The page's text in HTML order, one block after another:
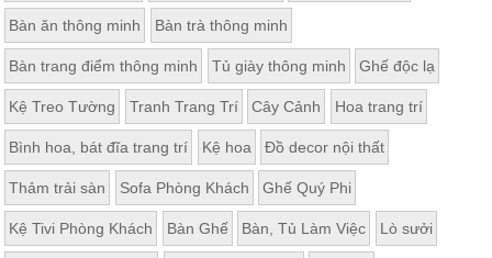
Bàn ăn thông minh Bàn trà thông minh
Bàn trang điểm thông minh Tủ giày thông minh Ghế độc lạ
Kệ Treo Tường Tranh Trang Trí Cây Cảnh Hoa trang trí
Bình hoa, bát đĩa trang trí Kệ hoa Đồ decor nội thất
Thảm trải sàn Sofa Phòng Khách Ghế Quý Phi
Kệ Tivi Phòng Khách Bàn Ghế Bàn, Tủ Làm Việc Lò sưởi